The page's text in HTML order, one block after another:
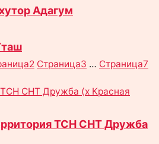
Адагум
2 Страница3 … Страница7
ТСН СНТ Дружба